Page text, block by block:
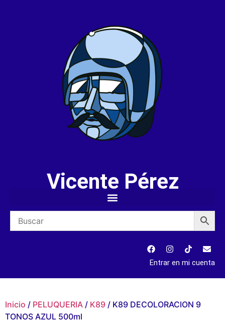
Vicente Pérez
Entrar en mi cuenta
Inicio / PELUQUERIA / K89 / K89 DECOLORACION 9
TONOS AZUL 500ml